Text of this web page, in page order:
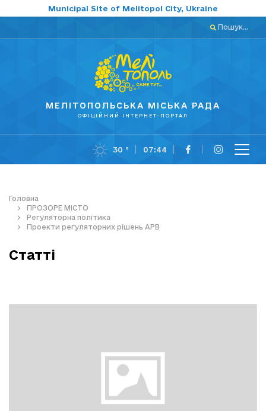
Municipal Site of Melitopol City, Ukraine
Пошук...
МЕЛІТОПОЛЬСЬКА МІСЬКА РАДА
ОФІЦІЙНИЙ ІНТЕРНЕТ-ПОРТАЛ
30 ° 07:44
Головна
ПРОЗОРЕ МІСТО
Регуляторна політика
Проекти регуляторних рішень АРВ
Статті